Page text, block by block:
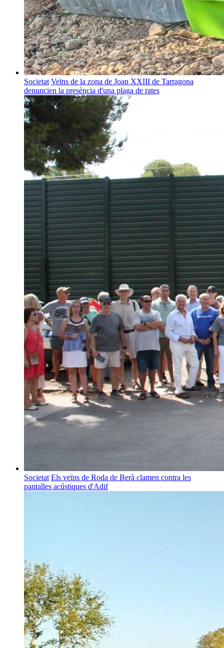
Societat Veïns de la zona de Joan XXIII de Tarragona
denuncien la presència d'una plaga de rates
Societat Els veïns de Roda de Berà clamen contra les
pantalles acústiques d'Adif